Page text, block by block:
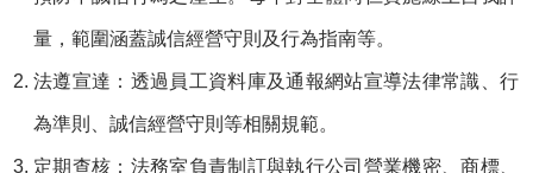
量，範圍涵蓋誠信經營守則及行為指南等。
法遵宣達： 透過員工資料庫及通報網站宣導法律常識、行
為準則、誠信經營守則等相關規範。
定期查核： 法務室負責制訂與執行公司營業機密、商標、